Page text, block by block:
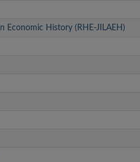
Economic History (RHE-JILAEH)